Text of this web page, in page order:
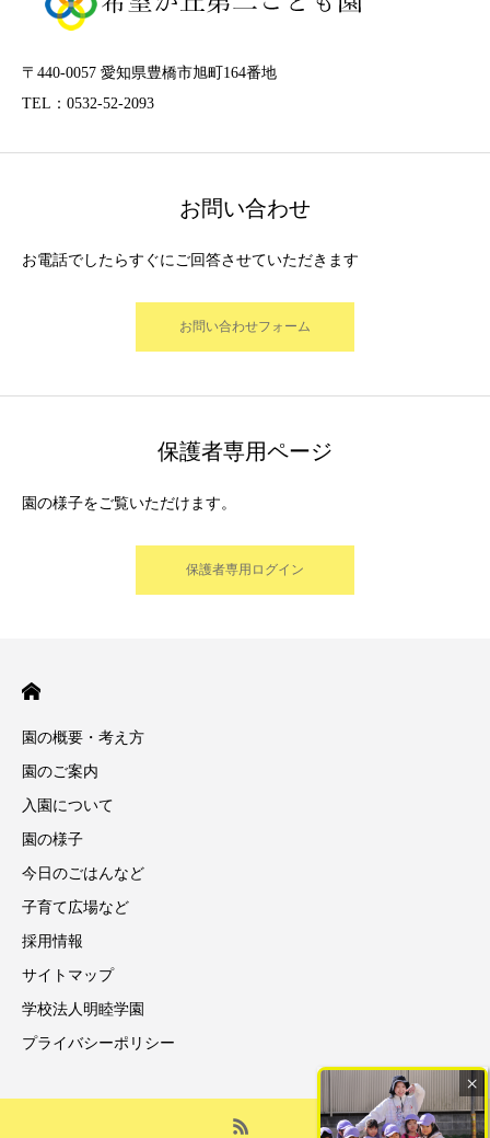
〒440-0057 愛知県豊橋市旭町164番地
TEL：0532-52-2093
お問い合わせ
お電話でしたらすぐにご回答させていただきます
お問い合わせフォーム
保護者専用ページ
園の様子をご覧いただけます。
保護者専用ログイン
園の概要・考え方
園のご案内
入園について
園の様子
今日のごはんなど
子育て広場など
採用情報
サイトマップ
学校法人明睦学園
プライバシーポリシー
×